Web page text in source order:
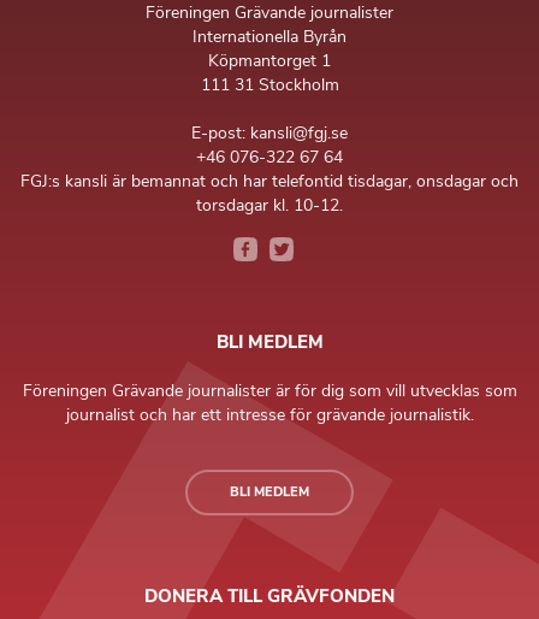
Föreningen Grävande journalister
Internationella Byrån
Köpmantorget 1
111 31 Stockholm
E-post: kansli@fgj.se
+46 076-322 67 64
FGJ:s kansli är bemannat och har telefontid tisdagar, onsdagar och
torsdagar kl. 10-12.
BLI MEDLEM
Föreningen Grävande journalister är för dig som vill utvecklas som
journalist och har ett intresse för grävande journalistik.
BLI MEDLEM
DONERA TILL GRÄVFONDEN